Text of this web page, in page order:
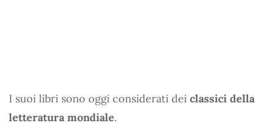
I suoi libri sono oggi considerati dei classici della
letteratura mondiale.